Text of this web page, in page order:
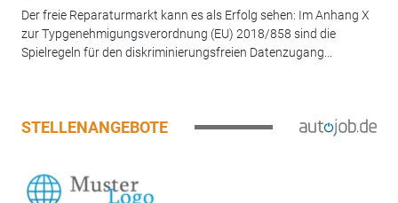
Der freie Reparaturmarkt kann es als Erfolg sehen: Im Anhang X
zur Typgenehmigungsverordnung (EU) 2018/858 sind die
Spielregeln für den diskriminierungsfreien Datenzugang...
STELLENANGEBOTE